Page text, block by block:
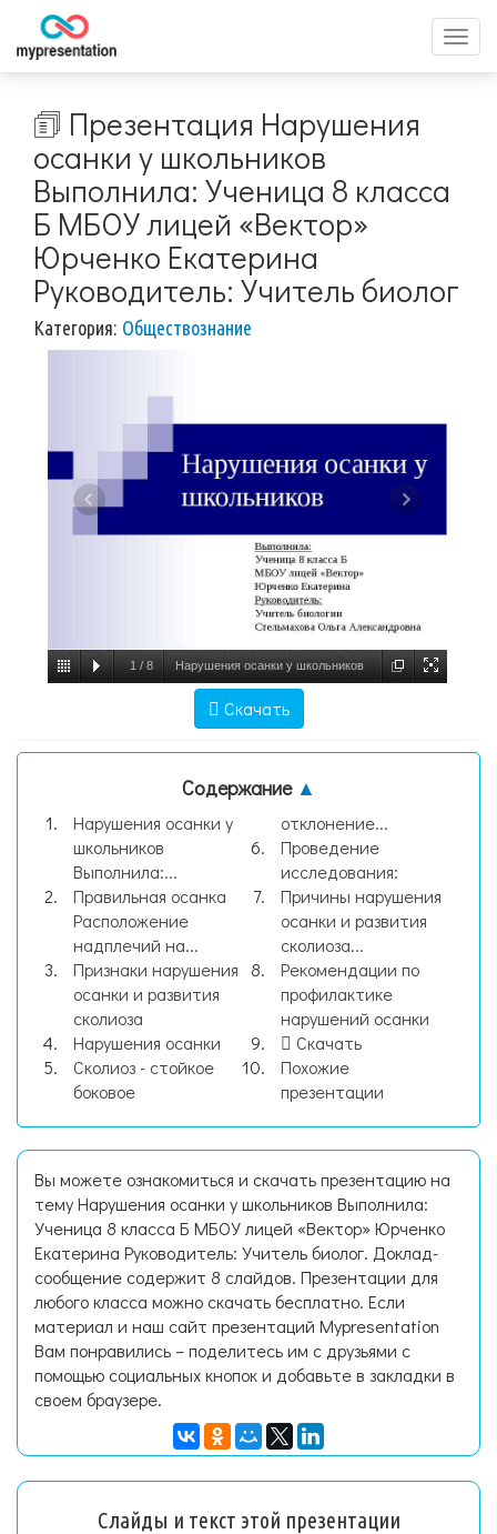
меню
🗊 Презентация Нарушения
осанки у школьников
Выполнила: Ученица 8 класса
Б МБОУ лицей «Вектор»
Юрченко Екатерина
Руководитель: Учитель биолог
Категория: Обществознание
1 / 8 Нарушения осанки у школьников
лицей «Вектор» Юрченко Екатерина
Скачать
Содержание ▲
Нарушения осанки у
школьников
Выполнила:...
Правильная осанка
Расположение
надплечий на...
Признаки нарушения
осанки и развития
сколиоза
Нарушения осанки
Сколиоз - стойкое
боковое
отклонение...
Проведение
исследования:
Причины нарушения
осанки и развития
сколиоза...
Рекомендации по
профилактике
нарушений осанки
Скачать
Похожие
презентации
Вы можете ознакомиться и скачать презентацию на
тему Нарушения осанки у школьников Выполнила:
Ученица 8 класса Б МБОУ лицей «Вектор» Юрченко
Екатерина Руководитель: Учитель биолог. Доклад-
сообщение содержит 8 слайдов. Презентации для
любого класса можно скачать бесплатно. Если
материал и наш сайт презентаций Mypresentation
Вам понравились – поделитесь им с друзьями с
помощью социальных кнопок и добавьте в закладки в
своем браузере.
Слайды и текст этой презентации